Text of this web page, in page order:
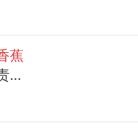
蕉